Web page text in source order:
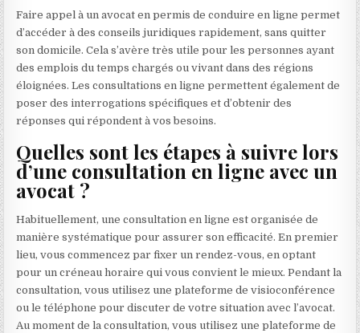
Faire appel à un avocat en permis de conduire en ligne permet
d’accéder à des conseils juridiques rapidement, sans quitter
son domicile. Cela s’avère très utile pour les personnes ayant
des emplois du temps chargés ou vivant dans des régions
éloignées. Les consultations en ligne permettent également de
poser des interrogations spécifiques et d’obtenir des
réponses qui répondent à vos besoins.
Quelles sont les étapes à suivre lors
d’une consultation en ligne avec un
avocat ?
Habituellement, une consultation en ligne est organisée de
manière systématique pour assurer son efficacité. En premier
lieu, vous commencez par fixer un rendez-vous, en optant
pour un créneau horaire qui vous convient le mieux. Pendant la
consultation, vous utilisez une plateforme de visioconférence
ou le téléphone pour discuter de votre situation avec l’avocat.
Au moment de la consultation, vous utilisez une plateforme de